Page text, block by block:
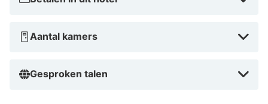
Aantal kamers
Gesproken talen